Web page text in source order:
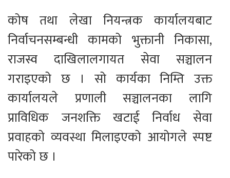
कोष तथा लेखा नियन्त्रक कार्यालयबाट
निर्वाचनसम्बन्धी कामको भुक्तानी निकासा,
राजस्व दाखिलालगायत सेवा सञ्चालन
गराइएको छ । सो कार्यका निम्ति उक्त
कार्यालयले प्रणाली सञ्चालनका लागि
प्राविधिक जनशक्ति खटाई निर्वाध सेवा
प्रवाहको व्यवस्था मिलाइएको आयोगले स्पष्ट
पारेको छ ।